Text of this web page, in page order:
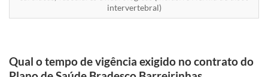
intervertebral)
Qual o tempo de vigência exigido no contrato do